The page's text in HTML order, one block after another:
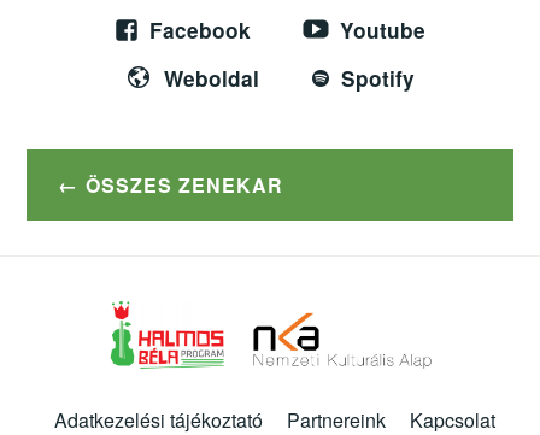
Facebook
Youtube
Weboldal
Spotify
ÖSSZES ZENEKAR
Adatkezelési tájékoztató Partnereink Kapcsolat